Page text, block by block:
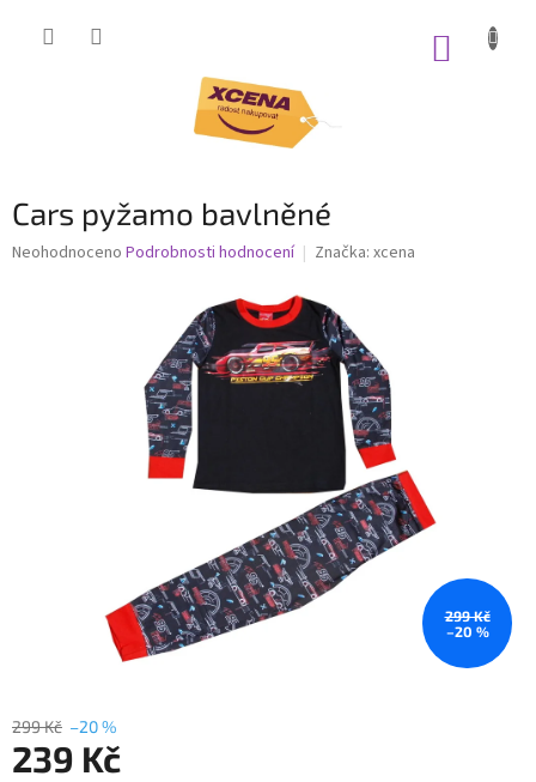
Cars pyžamo bavlněné
Průměrné
Neohodnoceno Podrobnosti hodnocení Značka: xcena
299 Kč
–20 %
299 Kč –20 %
239 Kč